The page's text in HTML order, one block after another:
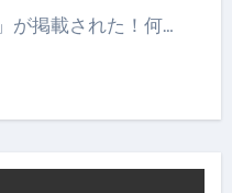
が掲載された！何…